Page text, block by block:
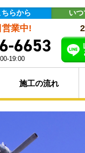
らから
業中!
6653
19:00
いつ
施工の流れ